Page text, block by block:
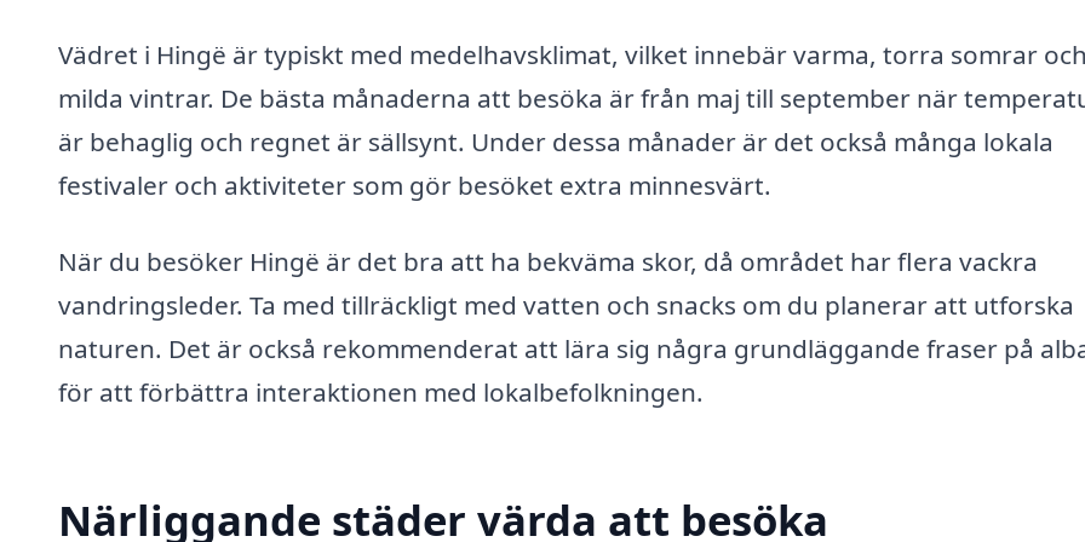
Vädret i Hingë är typiskt med medelhavsklimat, vilket innebär varma, torra somrar och
milda vintrar. De bästa månaderna att besöka är från maj till september när
är behaglig och regnet är sällsynt. Under dessa månader är det också många lokala
festivaler och aktiviteter som gör besöket extra minnesvärt.
När du besöker Hingë är det bra att ha bekväma skor, då området har flera vackra
vandringsleder. Ta med tillräckligt med vatten och snacks om du planerar att utforska
naturen. Det är också rekommenderat att lära sig några grundläggande fraser på
för att förbättra interaktionen med lokalbefolkningen.
Närliggande städer värda att besöka